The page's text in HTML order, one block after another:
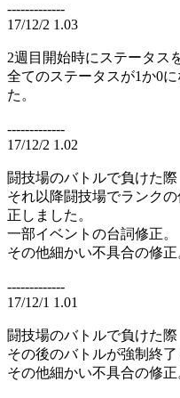
-------------
17/12/2 1.03
2週目開始時にステータス
全てのステータスが1か0
た。
-------------
17/12/2 1.02
闘技場のバトルで負けた際
それ以降闘技場でランク
正しました。
一部イベントの台詞修正。
その他細かい不具合の修正
-------------
17/12/1 1.01
闘技場のバトルで負けた際
その後のバトルが強制終
その他細かい不具合の修正